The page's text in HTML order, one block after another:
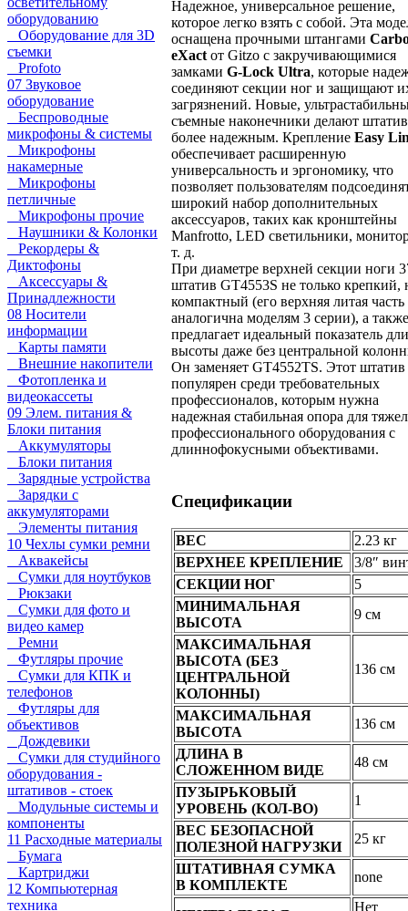
оборудованию
Оборудование для 3D
съемки
Profoto
07 Звуковое
оборудование
Беспроводные
микрофоны & системы
Микрофоны
накамерные
Микрофоны
петличные
Микрофоны прочие
Наушники & Колонки
Рекордеры &
Диктофоны
Аксессуары &
Принадлежности
08 Носители
информации
Карты памяти
Внешние накопители
Фотопленка и
видеокассеты
09 Элем. питания &
Блоки питания
Аккумуляторы
Блоки питания
Зарядные устройства
Зарядки с
аккумуляторами
Элементы питания
10 Чехлы сумки ремни
Аквакейсы
Сумки для ноутбуков
Рюкзаки
Сумки для фото и
видео камер
Ремни
Футляры прочие
Сумки для КПК и
телефонов
Футляры для
объективов
Дождевики
Сумки для студийного
оборудования -
штативов - стоек
Модульные системы и
компоненты
11 Расходные материалы
Бумага
Картриджи
12 Компьютерная
техника
Надежное, универсальное решение,
которое легко взять с собой. Эта
оснащена прочными штангами
eXact от Gitzo с закручивающимися
замками G-Lock Ultra, которые
соединяют секции ног и защищают
загрязнений. Новые,
съемные наконечники делают
более надежным. Крепление Easy
обеспечивает расширенную
универсальность и эргономику, что
позволяет пользователям
широкий набор дополнительных
аксессуаров, таких как кронштейны
Manfrotto, LED светильники,
т. д.
При диаметре верхней секции ноги
штатив GT4553S не только крепкий,
компактный (его верхняя литая часть
аналогична моделям 3 серии), а также
предлагает идеальный показатель
высоты даже без центральной
Он заменяет GT4552TS. Этот штатив
популярен среди требовательных
профессионалов, которым нужна
надежная стабильная опора для
профессионального оборудования с
длиннофокусными объективами.
Спецификации
ВЕС
2.23 кг
ВЕРХНЕЕ КРЕПЛЕНИЕ
3/8″
СЕКЦИИ НОГ
5
МИНИМАЛЬНАЯ
ВЫСОТА
9 см
МАКСИМАЛЬНАЯ
ВЫСОТА (БЕЗ
ЦЕНТРАЛЬНОЙ
КОЛОННЫ)
136 см
МАКСИМАЛЬНАЯ
ВЫСОТА
136 см
ДЛИНА В
СЛОЖЕННОМ ВИДЕ
48 см
ПУЗЫРЬКОВЫЙ
УРОВЕНЬ (КОЛ-ВО)
1
ВЕС БЕЗОПАСНОЙ
ПОЛЕЗНОЙ НАГРУЗКИ
25 кг
ШТАТИВНАЯ СУМКА
В КОМПЛЕКТЕ
none
Нет